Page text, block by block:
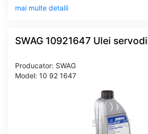
mai multe detalii
SWAG 10921647 Ulei
Producator: SWAG
Model: 10 92 1647